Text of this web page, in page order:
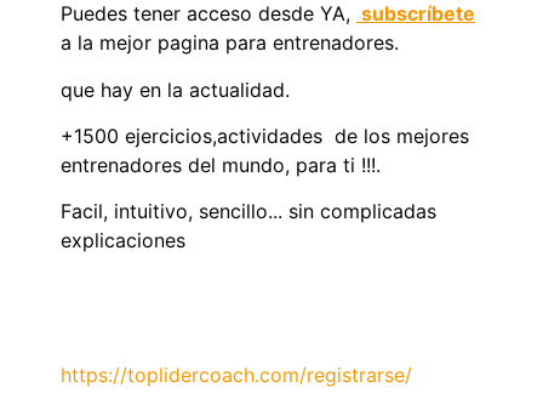
Puedes tener acceso desde YA, subscríbete
a la mejor pagina para entrenadores.
que hay en la actualidad.
+1500 ejercicios,actividades de los mejores
entrenadores del mundo, para ti !!!.
Facil, intuitivo, sencillo... sin complicadas
explicaciones
https://toplidercoach.com/registrarse/